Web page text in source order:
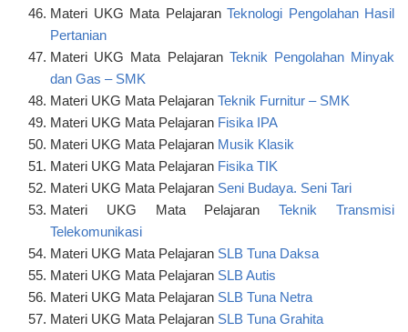
Materi UKG Mata Pelajaran Teknologi Pengolahan Hasil
Pertanian
Materi UKG Mata Pelajaran Teknik Pengolahan Minyak
dan Gas – SMK
Materi UKG Mata Pelajaran Teknik Furnitur – SMK
Materi UKG Mata Pelajaran Fisika IPA
Materi UKG Mata Pelajaran Musik Klasik
Materi UKG Mata Pelajaran Fisika TIK
Materi UKG Mata Pelajaran Seni Budaya. Seni Tari
Materi UKG Mata PelajaranTeknik Transmisi
Telekomunikasi
Materi UKG Mata Pelajaran SLB Tuna Daksa
Materi UKG Mata Pelajaran SLB Autis
Materi UKG Mata Pelajaran SLB Tuna Netra
Materi UKG Mata Pelajaran SLB Tuna Grahita